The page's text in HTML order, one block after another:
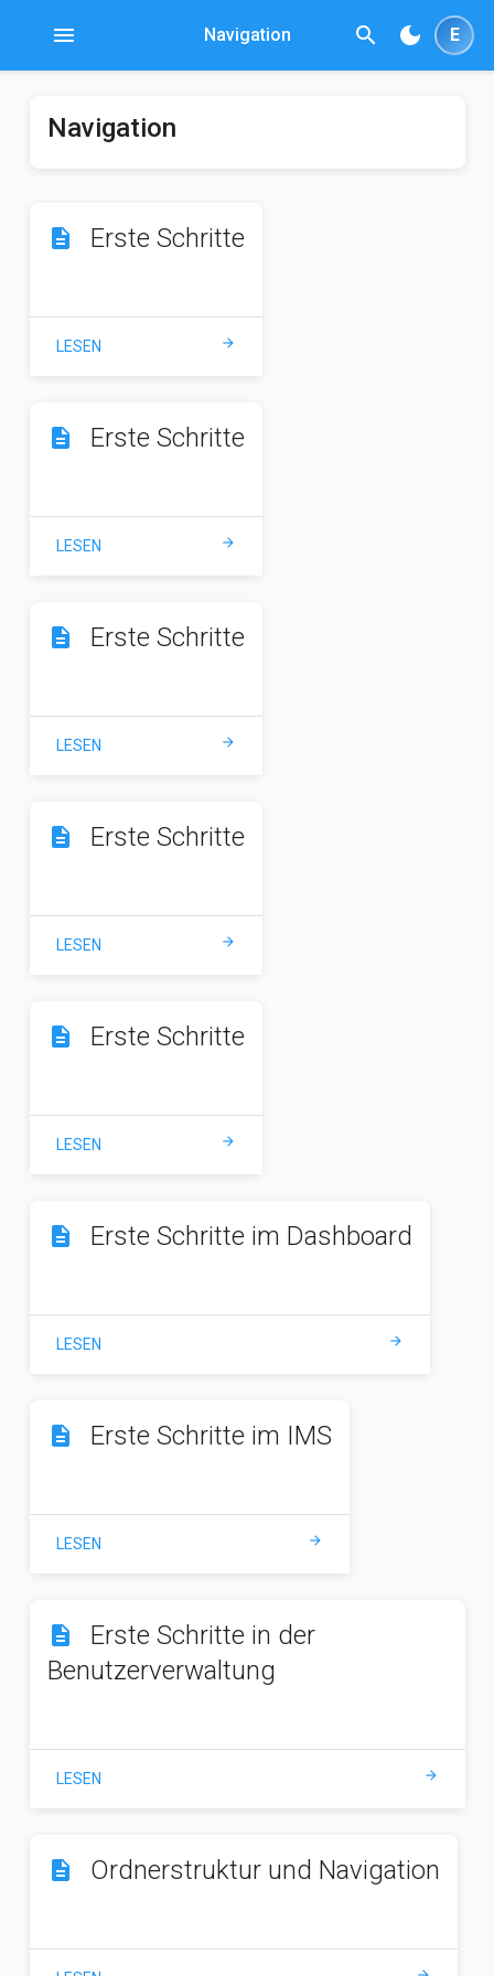
menu Navigation search dark_mode E
Navigation
description Erste Schritte
LESEN arrow_forward
description Erste Schritte
LESEN arrow_forward
description Erste Schritte
LESEN arrow_forward
description Erste Schritte
LESEN arrow_forward
description Erste Schritte
LESEN arrow_forward
description Erste Schritte im Dashboard
LESEN arrow_forward
description Erste Schritte im IMS
LESEN arrow_forward
description
Erste Schritte in der
Benutzerverwaltung
LESEN arrow_forward
description Ordnerstruktur und Navigation